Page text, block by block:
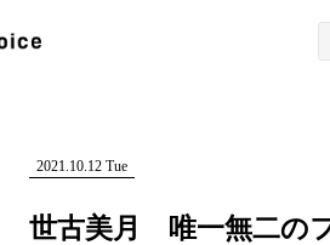
楽特化メディア
2021.10.12 Tue
世古美月 唯一無二の